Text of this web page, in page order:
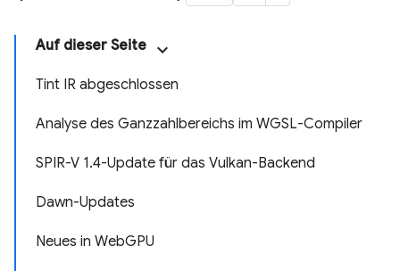
Auf dieser Seite
Tint IR abgeschlossen
Analyse des Ganzzahlbereichs im WGSL-Compiler
SPIR-V 1.4-Update für das Vulkan-Backend
Dawn-Updates
Neues in WebGPU